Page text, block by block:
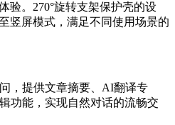
验。270°旋转支架保护壳的设
竖屏模式，满足不同使用场景的
，提供文章摘要、AI翻译专
功能，实现自然对话的流畅交